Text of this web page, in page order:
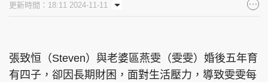
東周刊 cazbuyer 東Touch
更新時間：18:11 2024-11-11
張致恒（Steven）與老婆區燕雯（雯雯）婚後五年育
有四子，卻因長期財困，面對生活壓力，導致雯雯每